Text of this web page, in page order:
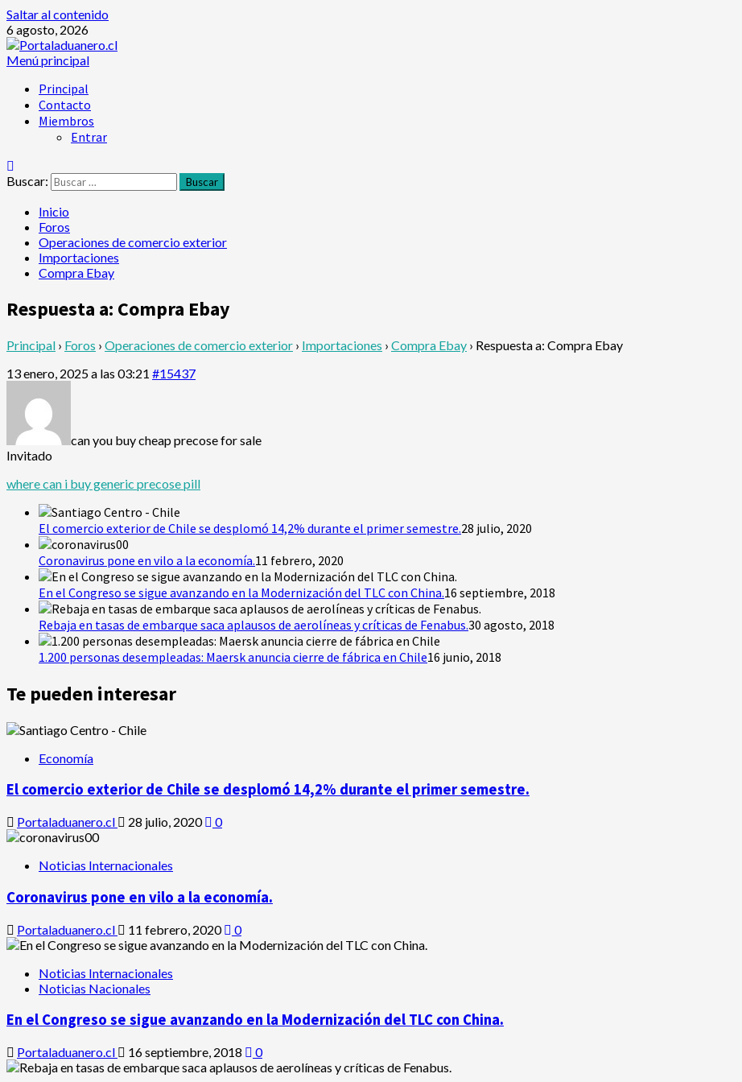
Saltar al contenido
6 agosto, 2026
Menú principal
Principal
Contacto
Miembros
Entrar
Buscar:
Inicio
Foros
Operaciones de comercio exterior
Importaciones
Compra Ebay
Respuesta a: Compra Ebay
Principal › Foros › Operaciones de comercio exterior › Importaciones › Compra Ebay › Respuesta a: Compra Ebay
13 enero, 2025 a las 03:21 #15437
can you buy cheap precose for sale
Invitado
where can i buy generic precose pill
El comercio exterior de Chile se desplomó 14,2% durante el primer semestre.28 julio, 2020
Coronavirus pone en vilo a la economía.11 febrero, 2020
En el Congreso se sigue avanzando en la Modernización del TLC con China.16 septiembre, 2018
Rebaja en tasas de embarque saca aplausos de aerolíneas y críticas de Fenabus.30 agosto, 2018
1.200 personas desempleadas: Maersk anuncia cierre de fábrica en Chile16 junio, 2018
Te pueden interesar
Economía
El comercio exterior de Chile se desplomó 14,2% durante el primer semestre.
Portaladuanero.cl 28 julio, 2020 0
Noticias Internacionales
Coronavirus pone en vilo a la economía.
Portaladuanero.cl 11 febrero, 2020 0
Noticias Internacionales
Noticias Nacionales
En el Congreso se sigue avanzando en la Modernización del TLC con China.
Portaladuanero.cl 16 septiembre, 2018 0